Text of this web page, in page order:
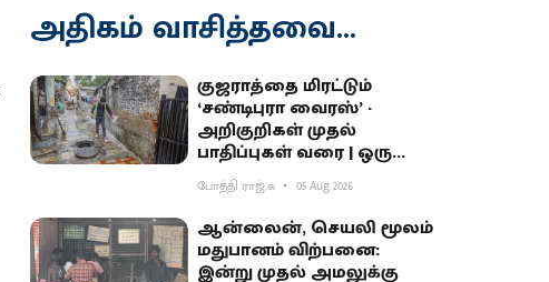
அதிகம் வாசித்தவை...
குஜராத்தை மிரட்டும்
‘சண்டிபுரா வைரஸ்’ -
அறிகுறிகள் முதல்
பாதிப்புகள் வரை | ஒரு
தெளிவுப் பார்வை
போத்தி ராஜ்.க 05 Aug 2026
ஆன்லைன், செயலி மூலம்
மதுபானம் விற்பனை:
இன்று முதல் அமலுக்கு